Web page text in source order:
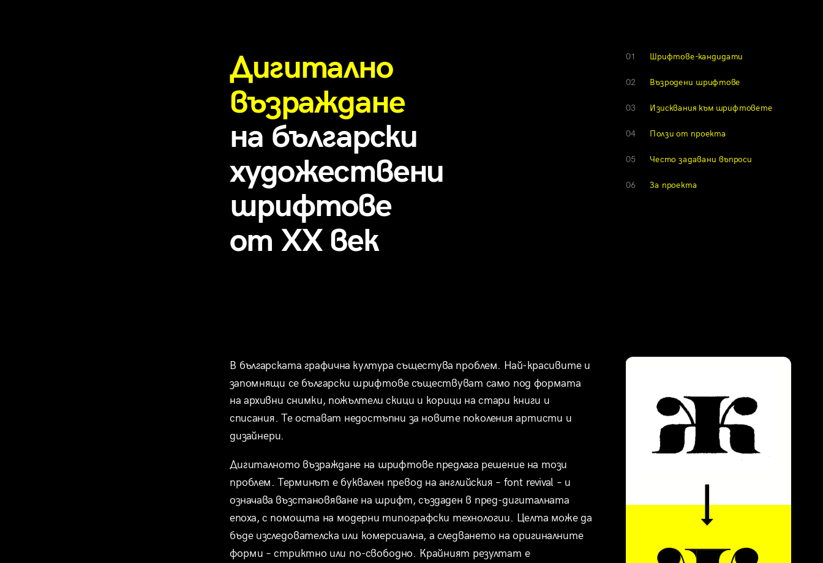
Дигитално
възраждане
на български
художествени
шрифтове
от XX век
Шрифтове-кандидати
Възродени шрифтове
Изисквания към шрифтовете
Ползи от проекта
Често задавани въпроси
За проекта
01
02
03
04
05
06
В българската графична култура същестува проблем. Най-красивите и
запомнящи се български шрифтове съществуват само под формата
на архивни снимки, пожълтели скици и корици на стари книги и
списания. Те остават недостъпни за новите поколения артисти и
дизайнери.
Дигиталното възраждане на шрифтове предлага решение на този
проблем. Терминът е буквален превод на английския – font revival – и
означава възстановяване на шрифт, създаден в пред-дигиталната
епоха, с помощта на модерни типографски технологии. Целта може да
бъде изследователска или комерсиална, а следването на оригиналните
форми – стриктно или по-свободно. Крайният резултат е